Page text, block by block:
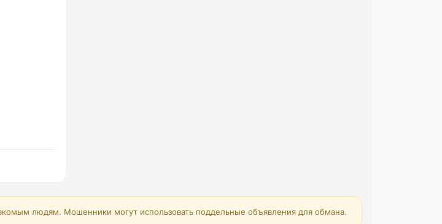
людям. Мошенники могут использовать поддельные объявления для обмана.